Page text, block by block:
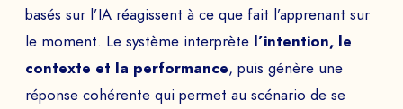
basés sur l’IA réagissent à ce que fait l’apprenant sur
le moment. Le système interprète l’intention, le
contexte et la performance, puis génère une
réponse cohérente qui permet au scénario de se